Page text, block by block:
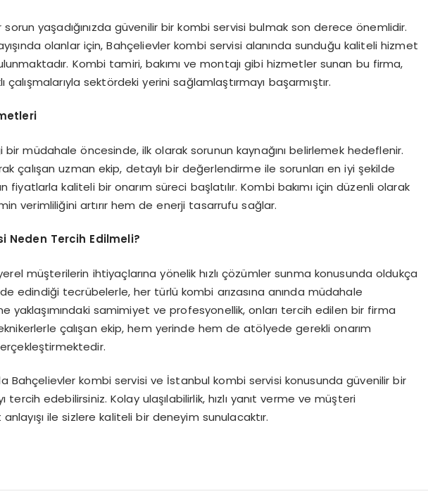
yaşadığınızda güvenilir bir kombi servisi bulmak son derece önemlidir.
olanlar için, Bahçelievler kombi servisi alanında sunduğu kaliteli hizmet
Kombi tamiri, bakımı ve montajı gibi hizmetler sunan bu firma,
sektördeki yerini sağlamlaştırmayı başarmıştır.
bir müdahale öncesinde, ilk olarak sorunun kaynağını belirlemek hedeflenir.
çalışan uzman ekip, detaylı bir değerlendirme ile sorunları en iyi şekilde
fiyatlarla kaliteli bir onarım süreci başlatılır. Kombi bakımı için düzenli olarak
verimliliğini artırır hem de enerji tasarrufu sağlar.
Neden Tercih Edilmeli?
müşterilerin ihtiyaçlarına yönelik hızlı çözümler sunma konusunda oldukça
edindiği tecrübelerle, her türlü kombi arızasına anında müdahale
yaklaşımındaki samimiyet ve profesyonellik, onları tercih edilen bir firma
çalışan ekip, hem yerinde hem de atölyede gerekli onarım
Bahçelievler kombi servisi ve İstanbul kombi servisi konusunda güvenilir bir
tercih edebilirsiniz. Kolay ulaşılabilirlik, hızlı yanıt verme ve müşteri
ile sizlere kaliteli bir deneyim sunulacaktır.